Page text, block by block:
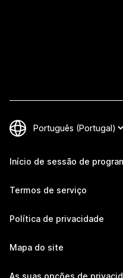
Início de sessão de
Termos de serviço
Política de privacidade
Mapa do site
As suas opções de